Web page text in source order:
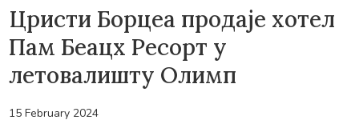
Цристи Борцеа продаје хотел
Пам Беацх Ресорт у
летовалишту Олимп
15 February 2024